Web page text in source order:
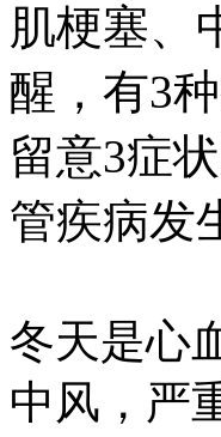
肌梗塞、
醒，有3
留意3症
管疾病发
冬天是心
中风，严